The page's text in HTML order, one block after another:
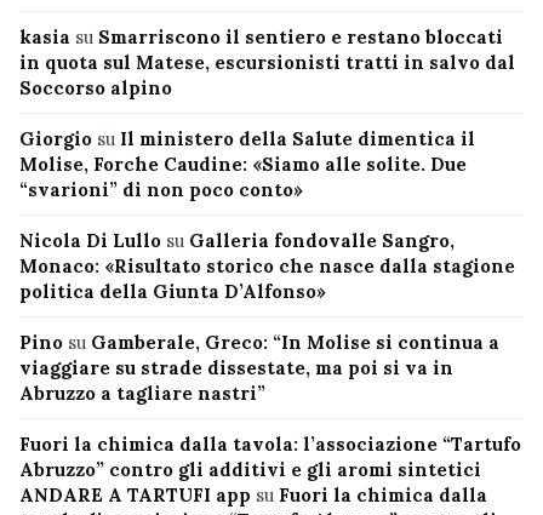
kasia su Smarriscono il sentiero e restano bloccati
in quota sul Matese, escursionisti tratti in salvo dal
Soccorso alpino
Giorgio su Il ministero della Salute dimentica il
Molise, Forche Caudine: «Siamo alle solite. Due
“svarioni” di non poco conto»
Nicola Di Lullo su Galleria fondovalle Sangro,
Monaco: «Risultato storico che nasce dalla stagione
politica della Giunta D’Alfonso»
Pino su Gamberale, Greco: “In Molise si continua a
viaggiare su strade dissestate, ma poi si va in
Abruzzo a tagliare nastri”
Fuori la chimica dalla tavola: l’associazione “Tartufo
Abruzzo” contro gli additivi e gli aromi sintetici
ANDARE A TARTUFI app su Fuori la chimica dalla